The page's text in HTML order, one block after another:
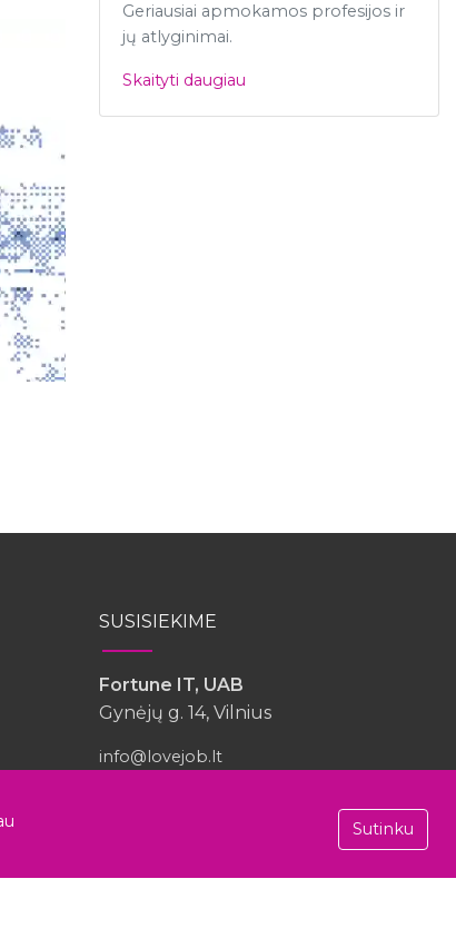
Geriausiai apmokamos profesijos ir
jų atlyginimai.
Skaityti daugiau
SUSISIEKIME
Fortune IT, UAB
Gynėjų g. 14, Vilnius
info@lovejob.lt
Sutinku